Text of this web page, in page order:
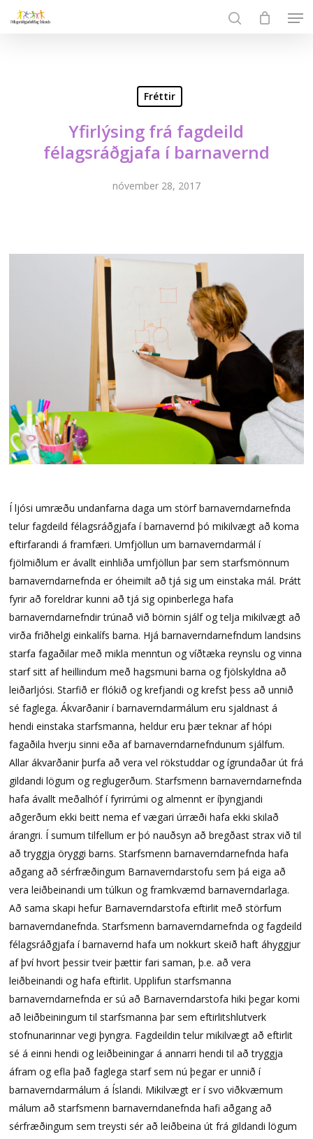
Fréttir
Yfirlýsing frá fagdeild
félagsráðgjafa í barnavernd
nóvember 28, 2017
Í ljósi umræðu undanfarna daga um störf barnaverndarnefnda
telur fagdeild félagsráðgjafa í barnavernd þó mikilvægt að koma
eftirfarandi á framfæri. Umfjöllun um barnaverndarmál í
fjölmiðlum er ávallt einhliða umfjöllun þar sem starfsmönnum
barnaverndarnefnda er óheimilt að tjá sig um einstaka mál. Þrátt
fyrir að foreldrar kunni að tjá sig opinberlega hafa
barnaverndarnefndir trúnað við börnin sjálf og telja mikilvægt að
virða friðhelgi einkalífs barna. Hjá barnaverndarnefndum landsins
starfa fagaðilar með mikla menntun og víðtæka reynslu og vinna
starf sitt af heillindum með hagsmuni barna og fjölskyldna að
leiðarljósi. Starfið er flókið og krefjandi og krefst þess að unnið
sé faglega. Ákvarðanir í barnaverndarmálum eru sjaldnast á
hendi einstaka starfsmanna, heldur eru þær teknar af hópi
fagaðila hverju sinni eða af barnaverndarnefndunum sjálfum.
Allar ákvarðanir þurfa að vera vel rökstuddar og ígrundaðar út frá
gildandi lögum og reglugerðum. Starfsmenn barnaverndarnefnda
hafa ávallt meðalhóf í fyrirrúmi og almennt er íþyngjandi
aðgerðum ekki beitt nema ef vægari úrræði hafa ekki skilað
árangri. Í sumum tilfellum er þó nauðsyn að bregðast strax við til
að tryggja öryggi barns. Starfsmenn barnaverndarnefnda hafa
aðgang að sérfræðingum Barnaverndarstofu sem þá eiga að
vera leiðbeinandi um túlkun og framkvæmd barnaverndarlaga.
Að sama skapi hefur Barnaverndarstofa eftirlit með störfum
barnaverndanefnda. Starfsmenn barnaverndarnefnda og fagdeild
félagsráðgjafa í barnavernd hafa um nokkurt skeið haft áhyggjur
af því hvort þessir tveir þættir fari saman, þ.e. að vera
leiðbeinandi og hafa eftirlit. Upplifun starfsmanna
barnaverndarnefnda er sú að Barnaverndarstofa hiki þegar komi
að leiðbeiningum til starfsmanna þar sem eftirlitshlutverk
stofnunarinnar vegi þyngra. Fagdeildin telur mikilvægt að eftirlit
sé á einni hendi og leiðbeiningar á annarri hendi til að tryggja
áfram og efla það faglega starf sem nú þegar er unnið í
barnaverndarmálum á Íslandi. Mikilvægt er í svo viðkvæmum
málum að starfsmenn barnaverndanefnda hafi aðgang að
sérfræðingum sem treysti sér að leiðbeina út frá gildandi lögum